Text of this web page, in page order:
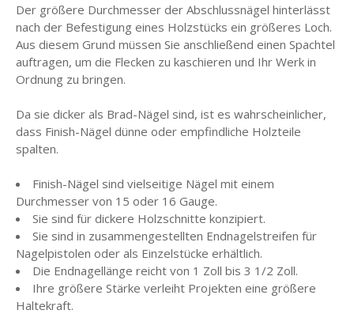
Der größere Durchmesser der Abschlussnägel hinterlässt
nach der Befestigung eines Holzstücks ein größeres Loch.
Aus diesem Grund müssen Sie anschließend einen Spachtel
auftragen, um die Flecken zu kaschieren und Ihr Werk in
Ordnung zu bringen.
Da sie dicker als Brad-Nägel sind, ist es wahrscheinlicher,
dass Finish-Nägel dünne oder empfindliche Holzteile
spalten.
Finish-Nägel sind vielseitige Nägel mit einem
Durchmesser von 15 oder 16 Gauge.
Sie sind für dickere Holzschnitte konzipiert.
Sie sind in zusammengestellten Endnagelstreifen für
Nagelpistolen oder als Einzelstücke erhältlich.
Die Endnagellänge reicht von 1 Zoll bis 3 1/2 Zoll.
Ihre größere Stärke verleiht Projekten eine größere
Haltekraft.